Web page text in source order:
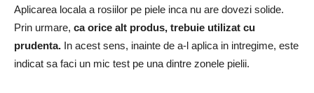
Aplicarea locala a rosiilor pe piele inca nu are dovezi solide.
Prin urmare, ca orice alt produs, trebuie utilizat cu
prudenta. In acest sens, inainte de a-l aplica in intregime, este
indicat sa faci un mic test pe una dintre zonele pielii.